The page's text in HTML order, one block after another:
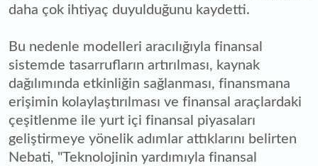
daha çok ihtiyaç duyulduğunu kaydetti.
Bu nedenle modelleri aracılığıyla finansal
sistemde tasarrufların artırılması, kaynak
dağılımında etkinliğin sağlanması, finansmana
erişimin kolaylaştırılması ve finansal araçlardaki
çeşitlenme ile yurt içi finansal piyasaları
geliştirmeye yönelik adımlar attıklarını belirten
Nebati, "Teknolojinin yardımıyla finansal